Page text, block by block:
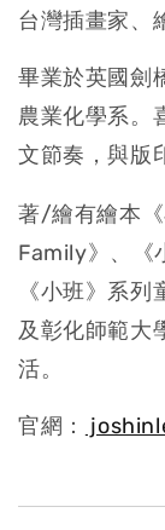
台灣插畫家、
畢業於英國劍
農業化學系。
文節奏，與版
著/繪有繪本《
Family》、《
《小班》系
及彰化師範大
活。
官網：